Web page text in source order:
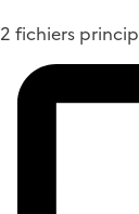
2 fichiers